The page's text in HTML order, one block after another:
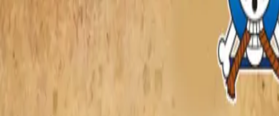
本リストは、入荷予定（実績）をお知らせするものであり、現在の在
超人気景品は【入荷日〜翌日朝】に品切れとなる場合がございます。
新入荷景品の投入時間も、当日の配送状況により変動いたします。
ONE PIECE